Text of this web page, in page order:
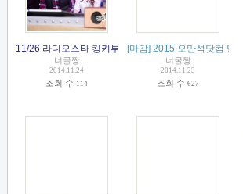
11/26 라디오스타 킹키부츠팀편 본방 사수~ (6)
너굴짱
2014.11.24
조회 수 114
[마감] 2015 오만석닷컴 달
너굴짱
2014.11.23
조회 수 627